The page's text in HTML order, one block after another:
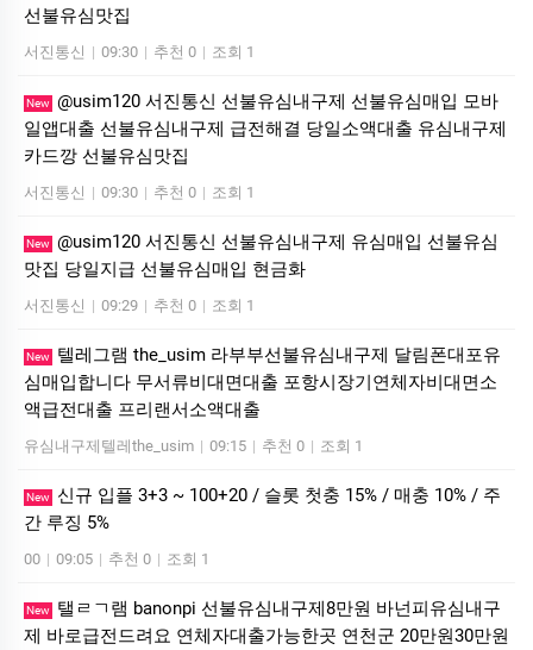
선불유심맛집
서진통신 | 09:30 | 추천 0 | 조회 1
New @usim120 서진통신 선불유심내구제 선불유심매입 모바
일앱대출 선불유심내구제 급전해결 당일소액대출 유심내구제
카드깡 선불유심맛집
서진통신 | 09:30 | 추천 0 | 조회 1
New @usim120 서진통신 선불유심내구제 유심매입 선불유심
맛집 당일지급 선불유심매입 현금화
서진통신 | 09:29 | 추천 0 | 조회 1
New
텔레그램 the_usim 라부부선불유심내구제 달림폰대포유
심매입합니다 무서류비대면대출 포항시장기연체자비대면소
액급전대출 프리랜서소액대출
유심내구제텔레the_usim | 09:15 | 추천 0 | 조회 1
New
신규 입플 3+3 ~ 100+20 / 슬롯 첫충 15% / 매충 10% / 주
간 루징 5%
00 | 09:05 | 추천 0 | 조회 1
New
탤ㄹㄱ램 banonpi 선불유심내구제8만원 바넌피유심내구
제 바로급전드려요 연체자대출가능한곳 연천군 20만원30만원